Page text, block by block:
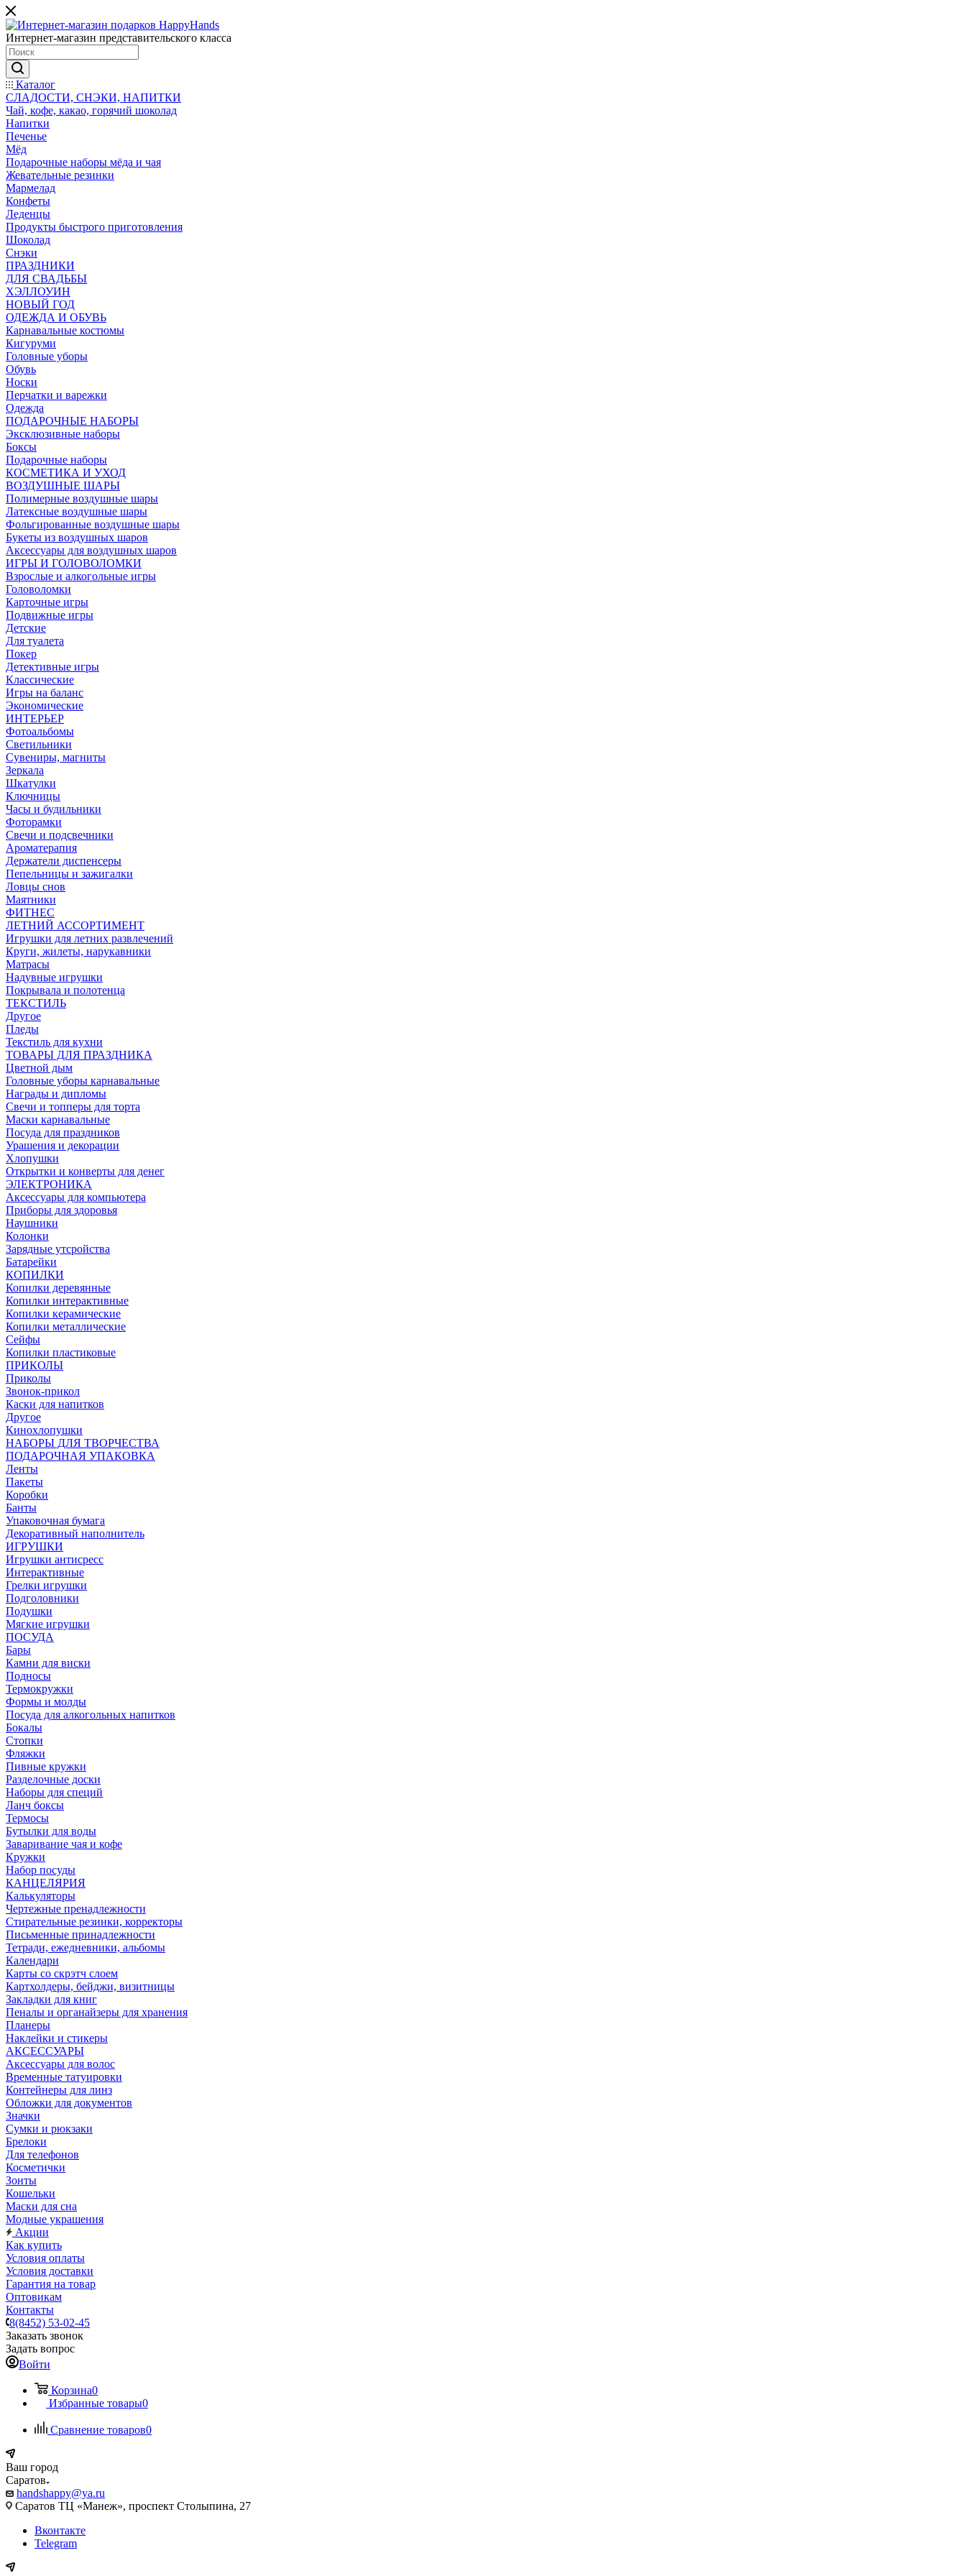
Интернет-магазин представительского класса
Каталог
СЛАДОСТИ, СНЭКИ, НАПИТКИ
Чай, кофе, какао, горячий шоколад
Напитки
Печенье
Мёд
Подарочные наборы мёда и чая
Жевательные резинки
Мармелад
Конфеты
Леденцы
Продукты быстрого приготовления
Шоколад
Снэки
ПРАЗДНИКИ
ДЛЯ СВАДЬБЫ
ХЭЛЛОУИН
НОВЫЙ ГОД
ОДЕЖДА И ОБУВЬ
Карнавальные костюмы
Кигуруми
Головные уборы
Обувь
Носки
Перчатки и варежки
Одежда
ПОДАРОЧНЫЕ НАБОРЫ
Эксклюзивные наборы
Боксы
Подарочные наборы
КОСМЕТИКА И УХОД
ВОЗДУШНЫЕ ШАРЫ
Полимерные воздушные шары
Латексные воздушные шары
Фольгированные воздушные шары
Букеты из воздушных шаров
Аксессуары для воздушных шаров
ИГРЫ И ГОЛОВОЛОМКИ
Взрослые и алкогольные игры
Головоломки
Карточные игры
Подвижные игры
Детские
Для туалета
Покер
Детективные игры
Классические
Игры на баланс
Экономические
ИНТЕРЬЕР
Фотоальбомы
Светильники
Сувениры, магниты
Зеркала
Шкатулки
Ключницы
Часы и будильники
Фоторамки
Свечи и подсвечники
Ароматерапия
Держатели диспенсеры
Пепельницы и зажигалки
Ловцы снов
Маятники
ФИТНЕС
ЛЕТНИЙ АССОРТИМЕНТ
Игрушки для летних развлечений
Круги, жилеты, нарукавники
Матрасы
Надувные игрушки
Покрывала и полотенца
ТЕКСТИЛЬ
Другое
Пледы
Текстиль для кухни
ТОВАРЫ ДЛЯ ПРАЗДНИКА
Цветной дым
Головные уборы карнавальные
Награды и дипломы
Свечи и топперы для торта
Маски карнавальные
Посуда для праздников
Урашения и декорации
Хлопушки
Открытки и конверты для денег
ЭЛЕКТРОНИКА
Аксессуары для компьютера
Приборы для здоровья
Наушники
Колонки
Зарядные утсройства
Батарейки
КОПИЛКИ
Копилки деревянные
Копилки интерактивные
Копилки керамические
Копилки металлические
Сейфы
Копилки пластиковые
ПРИКОЛЫ
Приколы
Звонок-прикол
Каски для напитков
Другое
Кинохлопушки
НАБОРЫ ДЛЯ ТВОРЧЕСТВА
ПОДАРОЧНАЯ УПАКОВКА
Ленты
Пакеты
Коробки
Банты
Упаковочная бумага
Декоративный наполнитель
ИГРУШКИ
Игрушки антисресс
Интерактивные
Грелки игрушки
Подголовники
Подушки
Мягкие игрушки
ПОСУДА
Бары
Камни для виски
Подносы
Термокружки
Формы и молды
Посуда для алкогольных напитков
Бокалы
Стопки
Фляжки
Пивные кружки
Разделочные доски
Наборы для специй
Ланч боксы
Термосы
Бутылки для воды
Заваривание чая и кофе
Кружки
Набор посуды
КАНЦЕЛЯРИЯ
Калькуляторы
Чертежные пренадлежности
Стирательные резинки, корректоры
Письменные принадлежности
Тетради, ежедневники, альбомы
Календари
Карты со скрэтч слоем
Картхолдеры, бейджи, визитницы
Закладки для книг
Пеналы и органайзеры для хранения
Планеры
Наклейки и стикеры
АКСЕССУАРЫ
Аксессуары для волос
Временные татуировки
Контейнеры для линз
Обложки для документов
Значки
Сумки и рюкзаки
Брелоки
Для телефонов
Косметички
Зонты
Кошельки
Маски для сна
Модные украшения
Акции
Как купить
Условия оплаты
Условия доставки
Гарантия на товар
Оптовикам
Контакты
8(8452) 53-02-45
Заказать звонок
Задать вопрос
Войти
Корзина0
Избранные товары0
Сравнение товаров0
Ваш город
Саратов
handshappy@ya.ru
Саратов ТЦ «Манеж», проспект Столыпина, 27
Вконтакте
Telegram